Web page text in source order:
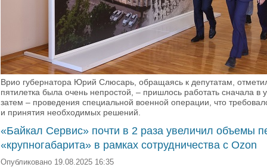
Врио губернатора Юрий Слюсарь, обращаясь к депутатам,
пятилетка была очень непростой, – пришлось работать сначала в
затем – проведения специальной военной операции, что
и принятия необходимых решений.
«Байкал Сервис» почти в 2 раза увеличил объемы
«крупногабарита» в рамках сотрудничества с Ozon
Опубликовано 19.08.2025 16:35